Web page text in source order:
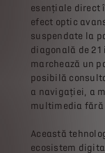
esențiale direct
efect optic
suspendate la
diagonală de
marchează un
posibilă
a navigației, a
multimedia fără
Această
ecosistem